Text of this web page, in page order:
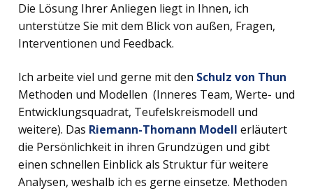
Die Lösung Ihrer Anliegen liegt in Ihnen, ich
unterstütze Sie mit dem Blick von außen, Fragen,
Interventionen und Feedback.
Ich arbeite viel und gerne mit den Schulz von Thun
Methoden und Modellen (Inneres Team, Werte- und
Entwicklungsquadrat, Teufelskreismodell und
weitere). Das Riemann-Thomann Modell erläutert
die Persönlichkeit in ihren Grundzügen und gibt
einen schnellen Einblick als Struktur für weitere
Analysen, weshalb ich es gerne einsetze. Methoden